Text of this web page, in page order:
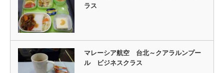
ラス
マレーシア航空 台北～クアラルンプー
ル ビジネスクラス